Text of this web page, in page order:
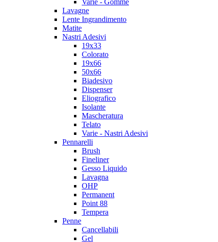
Varie - Gomme
Lavagne
Lente Ingrandimento
Matite
Nastri Adesivi
19x33
Colorato
19x66
50x66
Biadesivo
Dispenser
Eliografico
Isolante
Mascheratura
Telato
Varie - Nastri Adesivi
Pennarelli
Brush
Fineliner
Gesso Liquido
Lavagna
OHP
Permanent
Point 88
Tempera
Penne
Cancellabili
Gel